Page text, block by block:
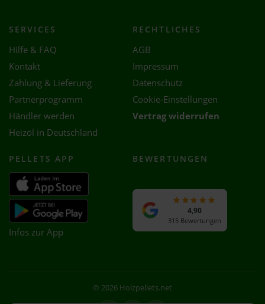
SERVICES
Hilfe & FAQ
Kontakt
Zahlung & Lieferung
Partnerprogramm
Händler werden
Heizöl in Deutschland
RECHTLICHES
AGB
Impressum
Datenschutz
Cookie-Einstellungen
Vertrag widerrufen
PELLETS APP
Infos zur App
BEWERTUNGEN
4,90
315 Bewertungen
© 2026 Holzpellets.net